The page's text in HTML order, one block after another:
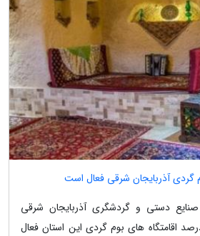
دستی و گردشگری آذربایجان شرقی
در حال حاضر 60 درصد اقامتگاه های بوم گردی این استان فعال